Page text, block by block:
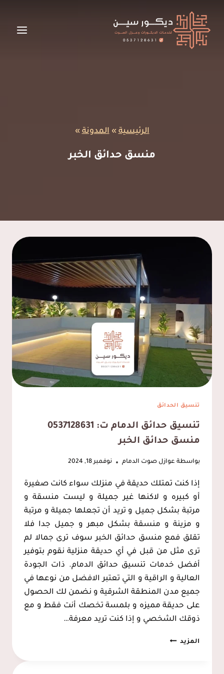
المحتوى
الرئيسية»المدونة»
منسق حدائق الخبر
تنسيق الحدائق
تنسيق حدائق الدمام ت: 0537128631
منسق حدائق الخبر
بواسطة عوازل صوت الدمام نوفمبر 18, 2024
إذا كنت تمتلك حديقة في منزلك سواء كانت صغيرة
أو كبيره و لاكنها غير جميلة و ليست منسقة و
مرتبة بشكل جميل و تريد أن تجعلها جميلة و مرتبة
و مزينة و منسقة بشكل مبهر و جميل جدا فلا
تقلق فمع منسق حدائق الخبر سوف ترى جمالا لم
ترى مثل من قبل في أي حديقة منزلية نقوم بتوفير
أفضل خدمات تنسيق حدائق الدمام. ذات الجودة
العالية و الراقية و التي تعتبر الافضل من نوعها في
جميع مدن المنطقة الشرقية و نضمن لك الحصول
على حديقة مميزه و بلمسة تخصك أنت فقط و مع
ذوقك الشخصي و إذا كنت تريد معرفة…
المزيدتنسيق